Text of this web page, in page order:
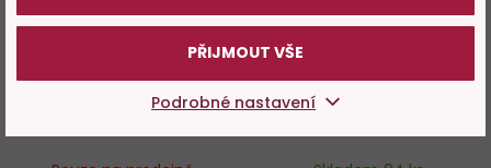
Château Lanessan Cru
Bourgeois Haut-Médoc
Les Légendes R Médoc
PŘIJMOUT VŠE
Podrobné nastavení